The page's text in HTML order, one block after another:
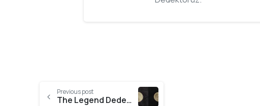
Previous post
The Legend Dedektörümle Bahamalar Plajında